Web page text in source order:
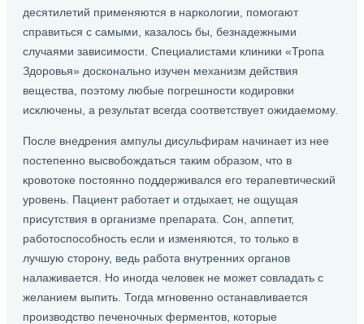
десятилетий применяются в наркологии, помогают
справиться с самыми, казалось бы, безнадежными
случаями зависимости. Специалистами клиники «Тропа
Здоровья» досконально изучен механизм действия
вещества, поэтому любые погрешности кодировки
исключены, а результат всегда соответствует ожидаемому.
После внедрения ампулы дисульфирам начинает из нее
постепенно высвобождаться таким образом, что в
кровотоке постоянно поддерживался его терапевтический
уровень. Пациент работает и отдыхает, не ощущая
присутствия в организме препарата. Сон, аппетит,
работоспособность если и изменяются, то только в
лучшую сторону, ведь работа внутренних органов
налаживается. Но иногда человек не может совладать с
желанием выпить. Тогда мгновенно останавливается
производство печеночных ферментов, которые